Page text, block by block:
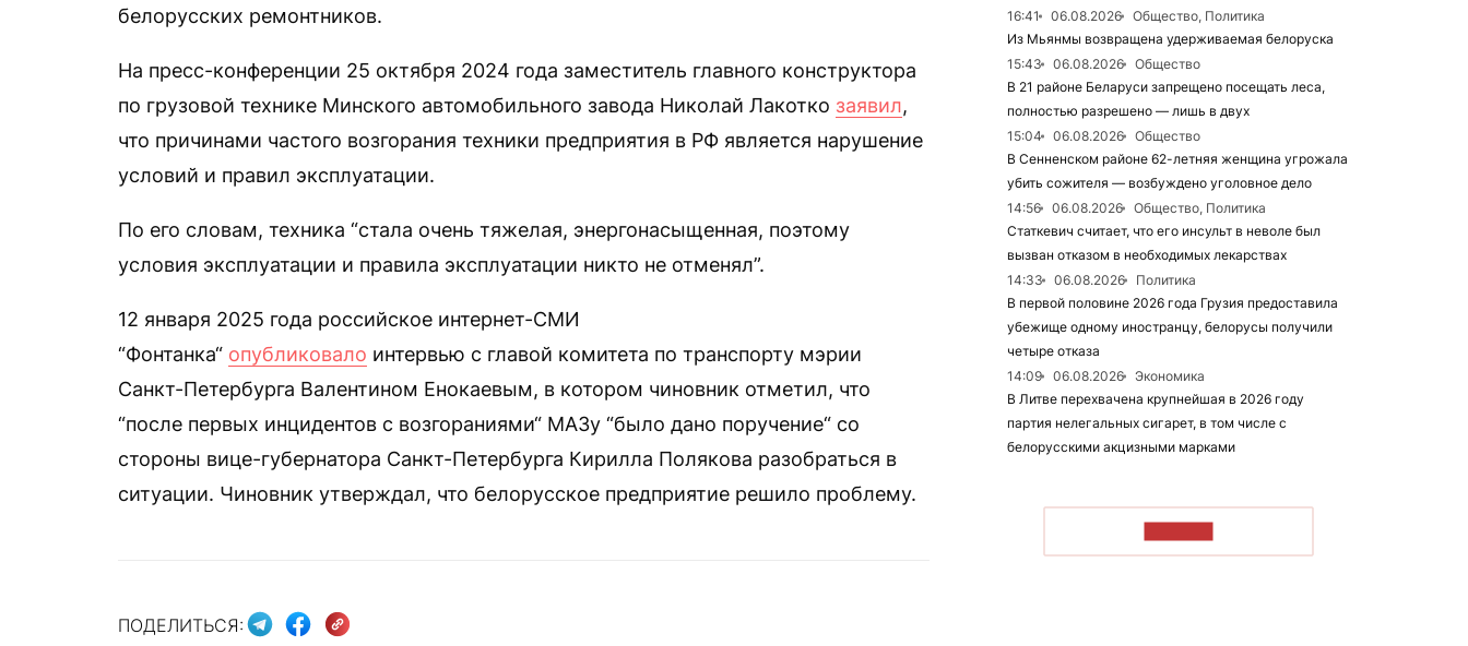
белорусских ремонтников.
На пресс-конференции 25 октября 2024 года заместитель главного конструктора
по грузовой технике Минского автомобильного завода Николай Лакотко заявил,
что причинами частого возгорания техники предприятия в РФ является нарушение
условий и правил эксплуатации.
По его словам, техника “стала очень тяжелая, энергонасыщенная, поэтому
условия эксплуатации и правила эксплуатации никто не отменял”.
12 января 2025 года российское интернет-СМИ
“Фонтанка“ опубликовало интервью с главой комитета по транспорту мэрии
Санкт-Петербурга Валентином Енокаевым, в котором чиновник отметил, что
“после первых инцидентов с возгораниями“ МАЗу “было дано поручение“ со
стороны вице-губернатора Санкт-Петербурга Кирилла Полякова разобраться в
ситуации. Чиновник утверждал, что белорусское предприятие решило проблему.
ПОДЕЛИТЬСЯ:
16:41
06.08.2026
Общество, Политика
Из Мьянмы возвращена удерживаемая белоруска
15:43
06.08.2026
Общество
В 21 районе Беларуси запрещено посещать леса,
полностью разрешено — лишь в двух
15:04
06.08.2026
Общество
В Сенненском районе 62-летняя женщина угрожала
убить сожителя — возбуждено уголовное дело
14:56
06.08.2026
Общество, Политика
Статкевич считает, что его инсульт в неволе был
вызван отказом в необходимых лекарствах
14:33
06.08.2026
Политика
В первой половине 2026 года Грузия предоставила
убежище одному иностранцу, белорусы получили
четыре отказа
14:09
06.08.2026
Экономика
В Литве перехвачена крупнейшая в 2026 году
партия нелегальных сигарет, в том числе с
белорусскими акцизными марками